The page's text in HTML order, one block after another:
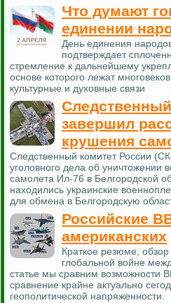
Что думают
единении
День единения
подтверждает
стремление к дальнейшему
основе которого лежат
культурные и духовные связи
завершил
крушения
Следственный комитет России
уголовного дела об уничтожении
самолета Ил-76 в Белгородской
находились украинские
для обмена в Белгородскую
Российские
американских
Краткое резюме,
глобальной войне
статье мы сравним
сравнение крайне актуально
геополитической напряженности.